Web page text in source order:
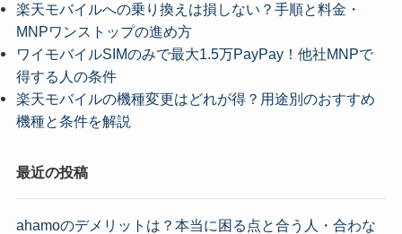
楽天モバイルへの乗り換えは損しない？手順と料金・
MNPワンストップの進め方
ワイモバイルSIMのみで最大1.5万PayPay！他社MNPで
得する人の条件
楽天モバイルの機種変更はどれが得？用途別のおすすめ
機種と条件を解説
最近の投稿
ahamoのデメリットは？本当に困る点と合う人・合わな